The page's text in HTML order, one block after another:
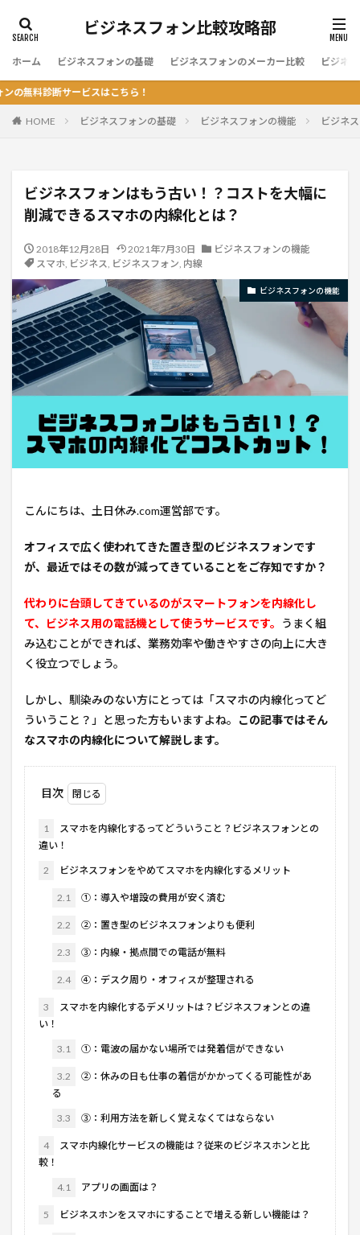
ビジネスフォン比較攻略部
ホーム ビジネスフォンの基礎 ビジネスフォンのメーカー比較 ビジネ
ビスはこちら！
HOME ビジネスフォンの基礎 ビジネスフォンの機能 ビジネ
ビジネスフォンはもう古い！？コストを大幅に
削減できるスマホの内線化とは？
2018年12月28日 2021年7月30日
ビジネスフォンの機能
スマホ, ビジネス, ビジネスフォン, 内線
ビジネスフォンの機能
こんにちは、土日休み.com運営部です。
オフィスで広く使われてきた置き型のビジネスフォンです
が、最近ではその数が減ってきていることをご存知ですか？
代わりに台頭してきているのがスマートフォンを内線化し
て、ビジネス用の電話機として使うサービスです。
うまく組
み込むことができれば、業務効率や働きやすさの向上に大き
く役立つでしょう。
しかし、馴染みのない方にとっては「スマホの内線化ってど
ういうこと？」と思った方もいますよね。
この記事ではそん
なスマホの内線化について解説します。
目次
1
スマホを内線化するってどういうこと？ビジネスフォンとの
違い！
2 ビジネスフォンをやめてスマホを内線化するメリット
2.1 ①：導入や増設の費用が安く済む
2.2 ②：置き型のビジネスフォンよりも便利
2.3 ③：内線・拠点間での電話が無料
2.4 ④：デスク周り・オフィスが整理される
3
スマホを内線化するデメリットは？ビジネスフォンとの違
い！
3.1 ①：電波の届かない場所では発着信ができない
3.2
②：休みの日も仕事の着信がかかってくる可能性があ
る
3.3 ③：利用方法を新しく覚えなくてはならない
4
スマホ内線化サービスの機能は？従来のビジネスホンと比
較！
4.1 アプリの画面は？
5 ビジネスホンをスマホにすることで増える新しい機能は？